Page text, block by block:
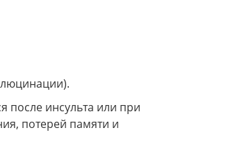
после инсульта или при
потерей памяти и